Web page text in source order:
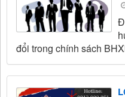
đổi trong chính sách